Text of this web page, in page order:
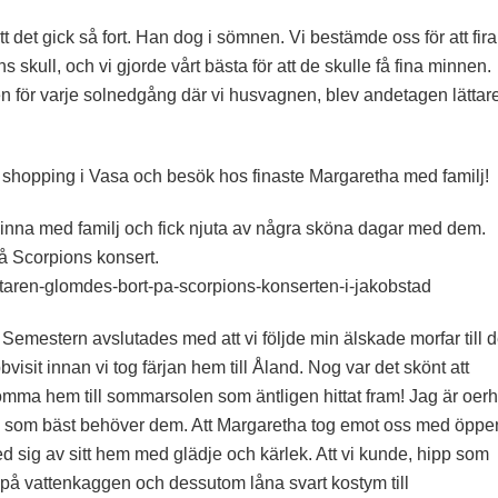
gick så fort. Han dog i sömnen. Vi bestämde oss för att fira
skull, och vi gjorde vårt bästa för att de skulle få fina minnen.
för varje solnedgång där vi husvagnen, blev andetagen
i Vasa och besök hos finaste Margaretha med familj!
med familj och fick njuta av några sköna dagar med dem.
Scorpions konsert.
glomdes-bort-pa-scorpions-konserten-i-jakobstad
avslutades med att vi följde min älskade morfar till
innan vi tog färjan hem till Åland. Nog var det skönt att
hem till sommarsolen som äntligen hittat fram! Jag är
bäst behöver dem. Att Margaretha tog emot oss med
sig av sitt hem med glädje och kärlek. Att vi kunde, hipp som
vattenkaggen och dessutom låna svart kostym till